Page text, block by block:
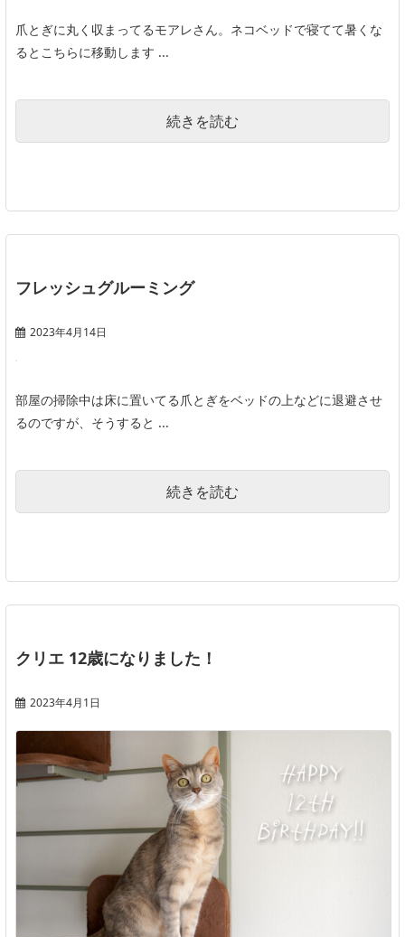
爪とぎに丸く収まってるモアレさん。ネコベッドで寝てて暑くな
るとこちらに移動します ...
続きを読む
フレッシュグルーミング
2023年4月14日
部屋の掃除中は床に置いてる爪とぎをベッドの上などに退避させ
るのですが、そうすると ...
続きを読む
クリエ 12歳になりました！
2023年4月1日